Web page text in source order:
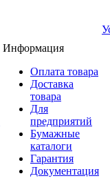
Информация
Оплата товара
Доставка
товара
Для
предприятий
Бумажные
каталоги
Гарантия
Документация